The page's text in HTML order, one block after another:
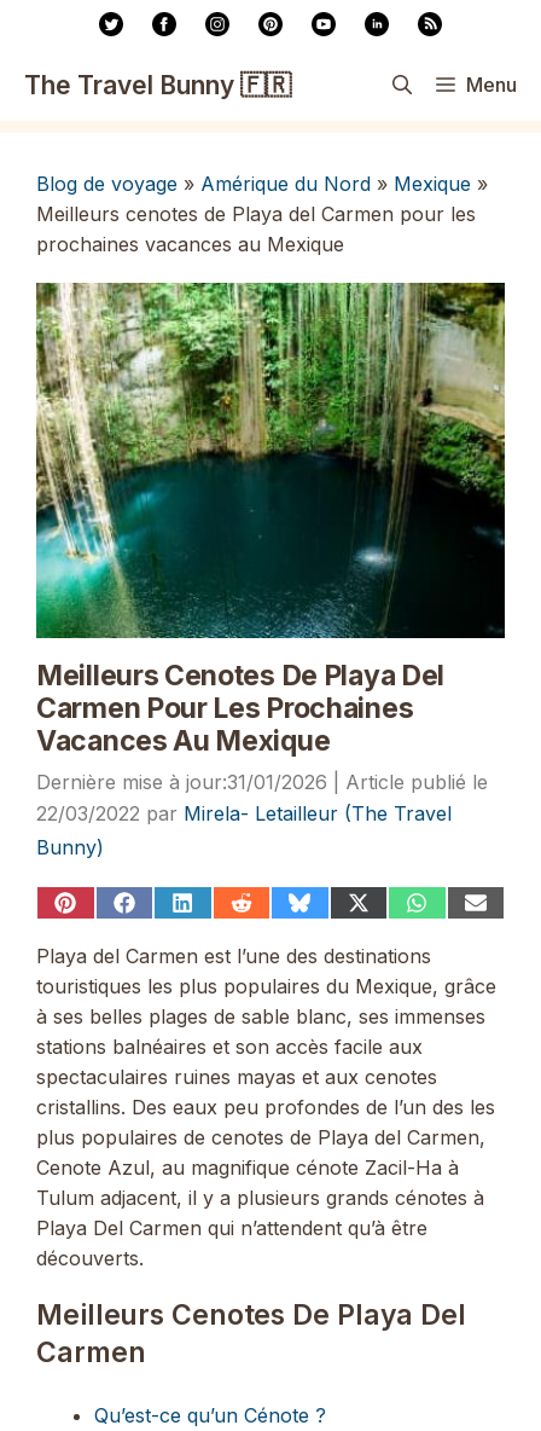
contenu
The Travel Bunny 🇫🇷 Menu
Blog de voyage » Amérique du Nord » Mexique »
Meilleurs cenotes de Playa del Carmen pour les
prochaines vacances au Mexique
Meilleurs Cenotes De Playa Del
Carmen Pour Les Prochaines
Vacances Au Mexique
31/01/2026
22/03/2022 par Mirela- Letailleur (The Travel
Bunny)
Share
Pinterest
Share
Facebook
Share
LinkedIn
Share
Reddit
Share
Bluesky
Share
X
(Twitter)
ShareShare
Playa del Carmen est l’une des destinations
touristiques les plus populaires du Mexique, grâce
à ses belles plages de sable blanc, ses immenses
stations balnéaires et son accès facile aux
spectaculaires ruines mayas et aux cenotes
cristallins. Des eaux peu profondes de l’un des les
plus populaires de cenotes de Playa del Carmen,
Cenote Azul, au magnifique cénote Zacil-Ha à
Tulum adjacent, il y a plusieurs grands cénotes à
Playa Del Carmen qui n’attendent qu’à être
découverts.
Meilleurs Cenotes De Playa Del
Carmen
Qu’est-ce qu’un Cénote ?